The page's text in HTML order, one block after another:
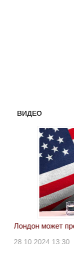
ВИДЕО
Лондон может
28.10.2024 13:30